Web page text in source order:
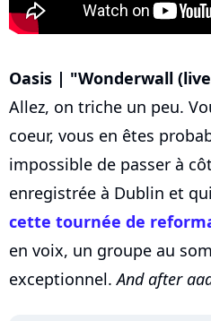
Oasis | "Wonderwall
Allez, on triche un peu.
coeur, vous en êtes
impossible de passer à
enregistrée à Dublin et
cette tournée de
en voix, un groupe au
exceptionnel.And after